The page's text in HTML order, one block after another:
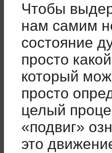
Чтобы
нам самим
состояние
просто
который
просто
целый
«подвиг»
это